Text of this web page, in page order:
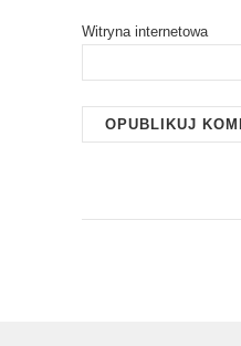
Witryna internetowa